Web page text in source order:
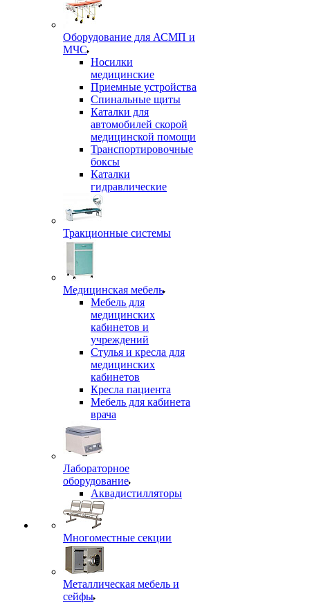
Оборудование для АСМП и
МЧС
Носилки
медицинские
Приемные устройства
Спинальные щиты
Каталки для
автомобилей скорой
медицинской помощи
Транспортировочные
боксы
Каталки
гидравлические
Тракционные системы
Медицинская мебель
Мебель для
медицинских
кабинетов и
учреждений
Стулья и кресла для
медицинских
кабинетов
Кресла пациента
Мебель для кабинета
врача
Лабораторное
оборудование
Аквадистилляторы
Многоместные секции
Металлическая мебель и
сейфы